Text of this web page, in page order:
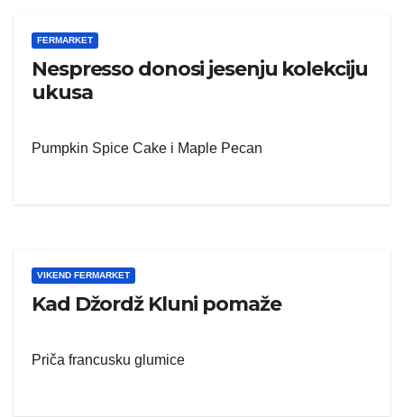
FERMARKET
Nespresso donosi jesenju kolekciju
ukusa
Pumpkin Spice Cake i Maple Pecan
VIKEND FERMARKET
Kad Džordž Kluni pomaže
Priča francusku glumice